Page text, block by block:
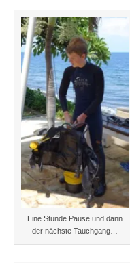
Eine Stunde Pause und dann
der nächste Tauchgang…